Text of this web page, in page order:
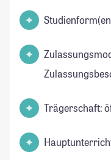
Trägerschaft: